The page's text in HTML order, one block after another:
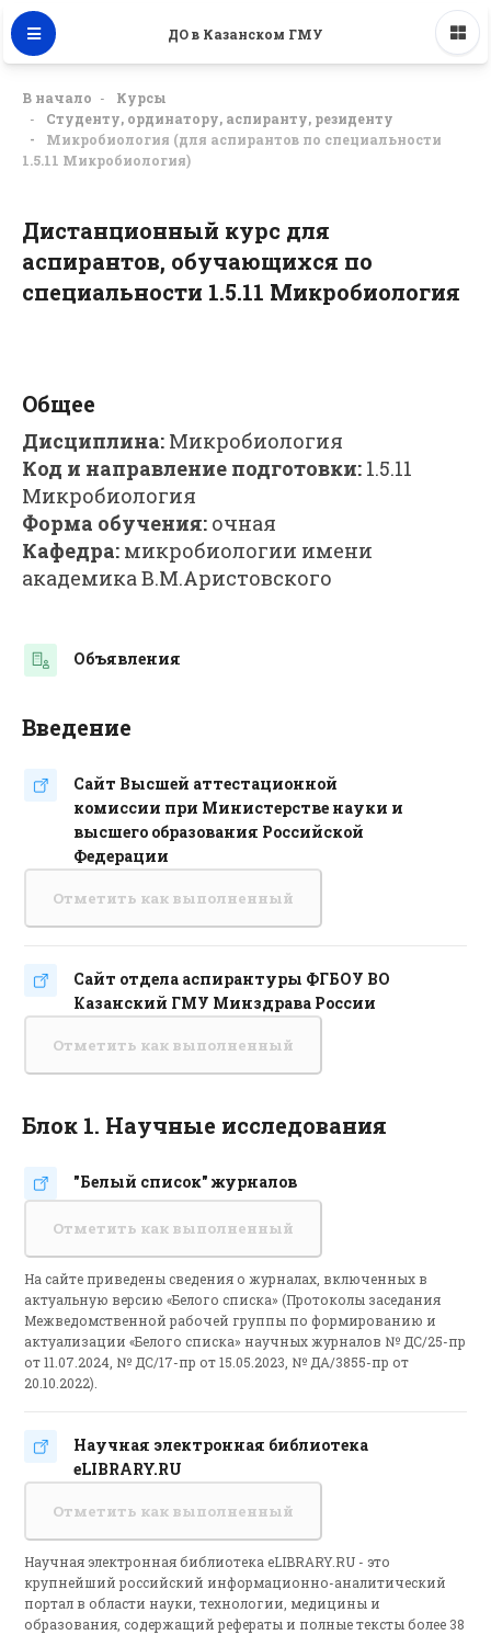
ДО в Казанском ГМУ
В начало
Курсы
Студенту, ординатору, аспиранту, резиденту
Микробиология (для аспирантов по специальности
1.5.11 Микробиология)
Дистанционный курс для
аспирантов, обучающихся по
специальности 1.5.11 Микробиология
Тематический план
Общее
Дисциплина: Микробиология
Код и направление подготовки: 1.5.11
Микробиология
Форма обучения: очная
Кафедра: микробиологии имени
академика В.М.Аристовского
Объявления
Форум
Введение
Сайт Высшей аттестационной
комиссии при Министерстве науки и
высшего образования Российской
Федерации
Гиперссылка
Отметить как выполненный
Сайт отдела аспирантуры ФГБОУ ВО
Казанский ГМУ Минздрава России
Гиперссылка
Отметить как выполненный
Блок 1. Научные исследования
"Белый список" журналов
Гиперссылка
Отметить как выполненный
На сайте приведены сведения о журналах, включенных в
актуальную версию «Белого списка» (Протоколы заседания
Межведомственной рабочей группы по формированию и
актуализации «Белого списка» научных журналов № ДС/25-пр
от 11.07.2024, № ДС/17-пр от 15.05.2023, № ДА/3855-пр от
20.10.2022).
Научная электронная библиотека
eLIBRARY.RU
Гиперссылка
Отметить как выполненный
Научная электронная библиотека eLIBRARY.RU - это
крупнейший российский информационно-аналитический
портал в области науки, технологии, медицины и
образования, содержащий рефераты и полные тексты более 38